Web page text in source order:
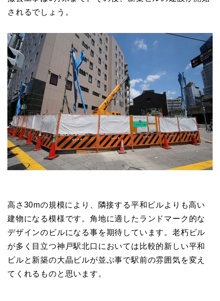
されるでしょう。
高さ30mの規模により、隣接する平和ビルよりも高い
建物になる模様です。角地に適したランドマーク的な
デザインのビルになる事を期待しています。老朽ビル
が多く目立つ神戸駅北口においては比較的新しい平和
ビルと新築の大晶ビルが並ぶ事で駅前の雰囲気を変え
てくれるものと思います。